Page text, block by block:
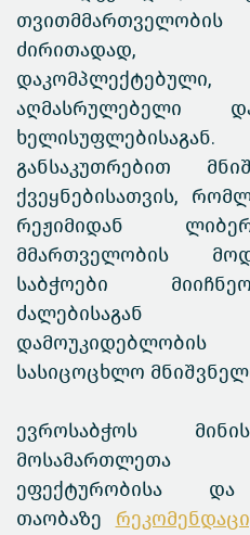
ძირითადად,
აღმასრულებელი
განსაკუთრებით
ქვეყნებისათვის,
რეჟიმიდან
მმართველობის
საბჭოები
ძალებისაგან
სასიცოცხლო
ევროსაბჭოს
მოსამართლეთა
ეფექტურობისა და
თაობაზე